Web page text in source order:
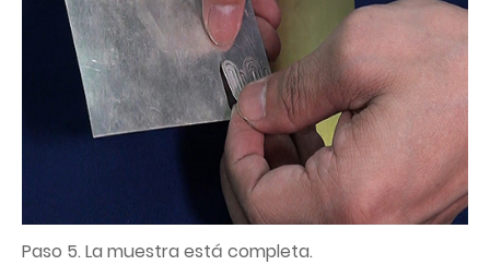
Paso 5. La muestra está completa.